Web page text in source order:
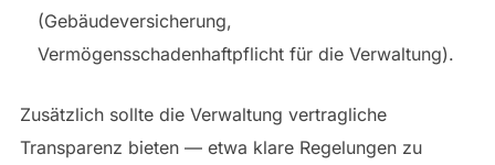
(Gebäudeversicherung,
Vermögensschadenhaftpflicht für die Verwaltung).
Zusätzlich sollte die Verwaltung vertragliche
Transparenz bieten — etwa klare Regelungen zu